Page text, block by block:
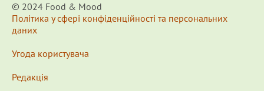
© 2024 Food & Мood
Політика у сфері конфіденційності та персональних
даних
Угода користувача
Редакція